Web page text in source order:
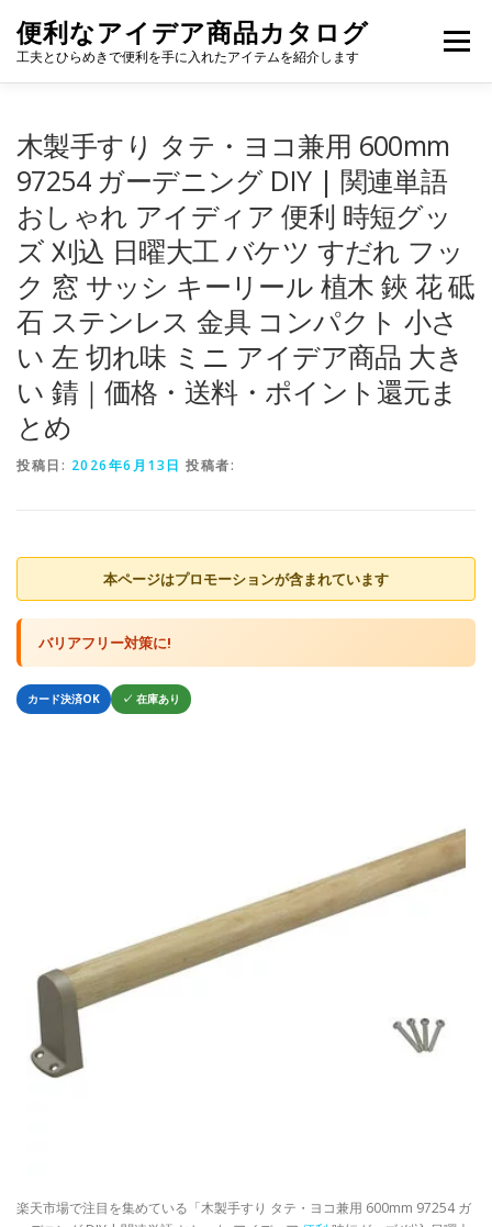
便利なアイデア商品カタログ
工夫とひらめきで便利を手に入れたアイテムを紹介します
メニュー
木製手すり タテ・ヨコ兼用 600mm
97254 ガーデニング DIY | 関連単語
おしゃれ アイディア 便利 時短グッ
ズ 刈込 日曜大工 バケツ すだれ フッ
ク 窓 サッシ キーリール 植木 鋏 花 砥
石 ステンレス 金具 コンパクト 小さ
い 左 切れ味 ミニ アイデア商品 大き
い 錆｜価格・送料・ポイント還元ま
とめ
投稿日: 2026年6月13日 投稿者:
本ページはプロモーションが含まれています
バリアフリー対策に!
カード決済OK ✓ 在庫あり
楽天市場で注目を集めている「木製手すり タテ・ヨコ兼用 600mm 97254 ガ